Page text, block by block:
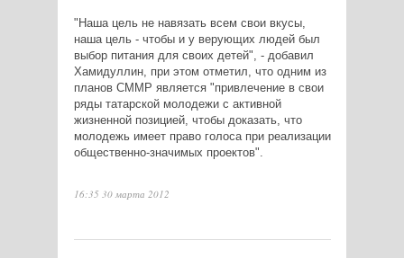
"Наша цель не навязать всем свои вкусы,
наша цель - чтобы и у верующих людей был
выбор питания для своих детей", - добавил
Хамидуллин, при этом отметил, что одним из
планов СММР является "привлечение в свои
ряды татарской молодежи с активной
жизненной позицией, чтобы доказать, что
молодежь имеет право голоса при реализации
общественно-значимых проектов".
16:35 30 марта 2012